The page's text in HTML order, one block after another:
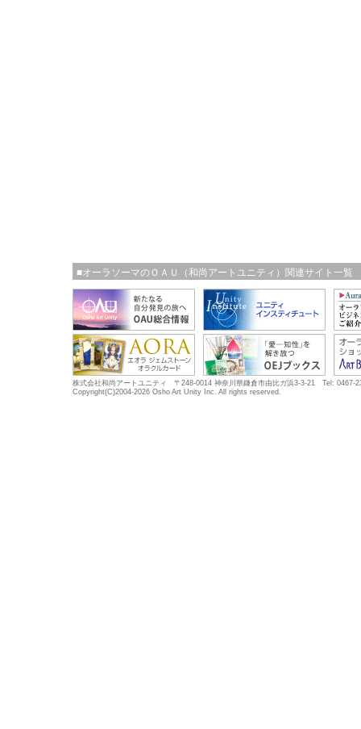
■オーラソーマのＯＡＵ（和尚アートユニティ）関連サイト一覧
株式会社和尚アートユニティ 〒248-0014 神奈川県鎌倉市由比ガ浜3-3-21 Tel: 0467-
Copyright(C)2004-2026 Osho Art Unity Inc. All rights reserved.